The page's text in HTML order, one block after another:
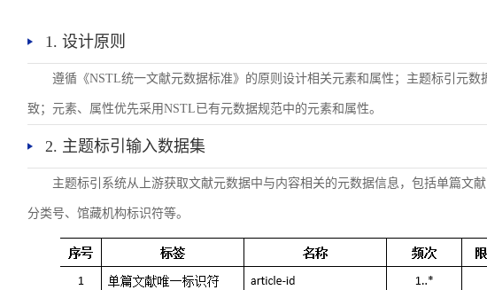
1. 设计原则
遵循《NSTL统一文献元数据标准》的原则设计相关元素和属性；主题标引元
致；元素、属性优先采用NSTL已有元数据规范中的元素和属性。
2. 主题标引输入数据集
主题标引系统从上游获取文献元数据中与内容相关的元数据信息，包括单篇文
分类号、馆藏机构标识符等。